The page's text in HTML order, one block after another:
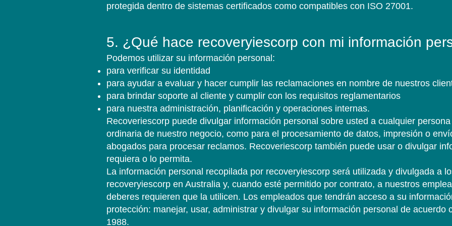
Podemos utilizar su información personal:
para verificar su identidad
para ayudar a evaluar y hacer cumplir las reclamaciones en nombre de nuestros
para brindar soporte al cliente y cumplir con los requisitos reglamentarios
para nuestra administración, planificación y operaciones internas.
Recoveriescorp puede divulgar información personal sobre usted a cualquier persona
ordinaria de nuestro negocio, como para el procesamiento de datos, impresión o
abogados para procesar reclamos. Recoveriescorp también puede usar o divulgar
requiera o lo permita.
La información personal recopilada por recoveryiescorp será utilizada y divulgada a
recoveryiescorp en Australia y, cuando esté permitido por contrato, a nuestros
deberes requieren que la utilicen. Los empleados que tendrán acceso a su
protección: manejar, usar, administrar y divulgar su información personal de acuerdo
1988.
Podemos utilizar su información personal:
para verificar su identidad
para ayudar a evaluar y hacer cumplir las reclamaciones en nombre de nuestros
para brindar soporte al cliente y cumplir con los requisitos reglamentarios
para nuestra administración, planificación y operaciones internas.
Recoveriescorp puede divulgar información personal sobre usted a cualquier persona
ordinaria de nuestro negocio, como para el procesamiento de datos, impresión o
abogados para procesar reclamos. Recoveriescorp también puede usar o divulgar
requiera o lo permita.
La información personal recopilada por recoveryiescorp será utilizada y divulgada a
recoveryiescorp en Australia y, cuando esté permitido por contrato, a nuestros
deberes requieren que la utilicen. Los empleados que tendrán acceso a su
protección: manejar, usar, administrar y divulgar su información personal de acuerdo
1988.
protegida dentro de sistemas certificados como compatibles con ISO 27001.
5. ¿Qué hace recoveryiescorp con mi información
Podemos utilizar su información personal:
para verificar su identidad
para ayudar a evaluar y hacer cumplir las reclamaciones en nombre de nuestros
para brindar soporte al cliente y cumplir con los requisitos reglamentarios
para nuestra administración, planificación y operaciones internas.
Recoveriescorp puede divulgar información personal sobre usted a cualquier
ordinaria de nuestro negocio, como para el procesamiento de datos, impresión o
abogados para procesar reclamos. Recoveriescorp también puede usar o divulgar
requiera o lo permita.
La información personal recopilada por recoveryiescorp será utilizada y divulgada a
recoveryiescorp en Australia y, cuando esté permitido por contrato, a nuestros
deberes requieren que la utilicen. Los empleados que tendrán acceso a su
protección: manejar, usar, administrar y divulgar su información personal de acuerdo
1988.